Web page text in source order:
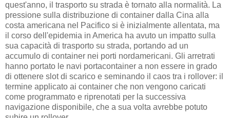
quest'anno, il trasporto su strada è tornato alla normalità. La
pressione sulla distribuzione di container dalla Cina alla
costa americana nel Pacifico si è inizialmente allentata, ma
il corso dell'epidemia in America ha avuto un impatto sulla
sua capacità di trasporto su strada, portando ad un
accumulo di container nei porti nordamericani. Gli arretrati
hanno portato le navi portacontainer a non essere in grado
di ottenere slot di scarico e seminando il caos tra i rollover: il
termine applicato ai container che non vengono caricati
come programmato e riprenotati per la successiva
navigazione disponibile, che a sua volta avrebbe potuto